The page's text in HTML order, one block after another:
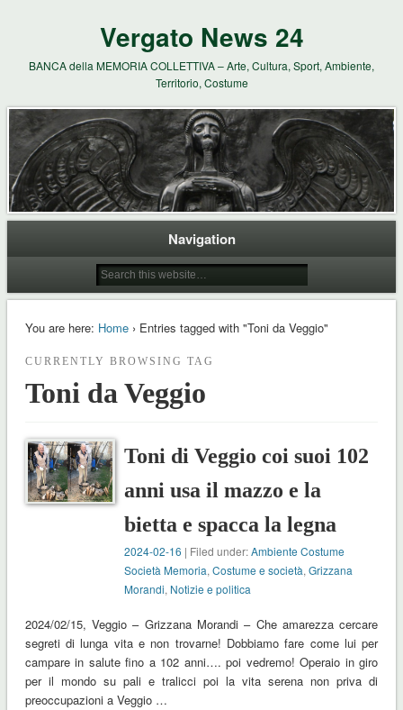
Vergato News 24
BANCA della MEMORIA COLLETTIVA – Arte, Cultura, Sport, Ambiente,
Territorio, Costume
Navigation
You are here: Home› Entries tagged with "Toni da Veggio"
CURRENTLY BROWSING TAG
Toni da Veggio
Toni di Veggio coi suoi 102
anni usa il mazzo e la
bietta e spacca la legna
2024-02-16 | Filed under:Ambiente Costume
Società Memoria,Costume e società,Grizzana
Morandi, Notizie e politica
2024/02/15, Veggio – Grizzana Morandi – Che amarezza cercare
segreti di lunga vita e non trovarne! Dobbiamo fare come lui per
campare in salute fino a 102 anni…. poi vedremo! Operaio in giro
per il mondo su pali e tralicci poi la vita serena non priva di
preoccupazioni a Veggio …